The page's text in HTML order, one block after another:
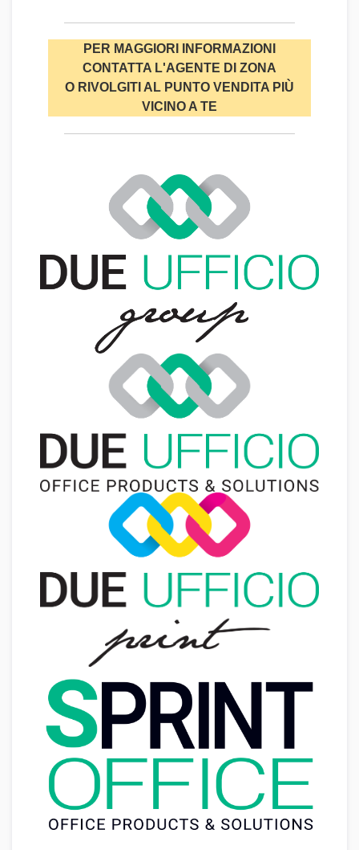
PER MAGGIORI INFORMAZIONI
CONTATTA L'AGENTE DI ZONA
O RIVOLGITI AL PUNTO VENDITA PIÙ
VICINO A TE